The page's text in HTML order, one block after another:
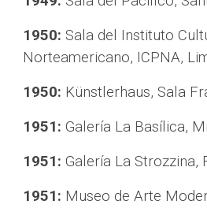
1950: Sala del Instituto
Norteamericano, ICPNA,
1950: Künstlerhaus, Sala
1951: Galería La Basílica,
1951: Galería La Strozzina,
1951: Museo de Arte